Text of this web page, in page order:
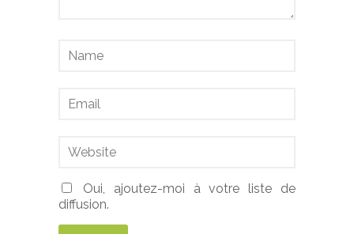
Oui, ajoutez-moi à votre liste de
diffusion.